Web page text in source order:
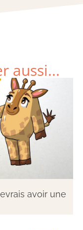
aussi...
avoir une